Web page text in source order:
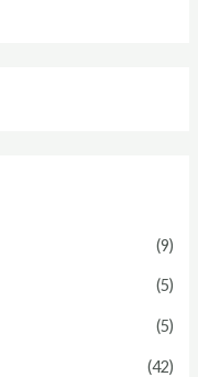
(9)
(5)
(5)
(42)